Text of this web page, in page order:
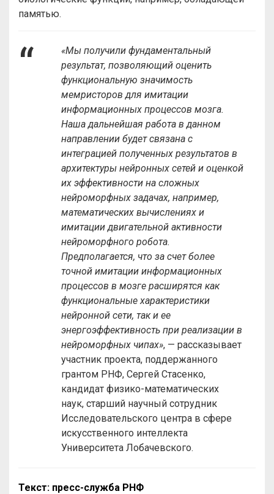
памятью.
«Мы получили фундаментальный
результат, позволяющий оценить
функциональную значимость
мемристоров для имитации
информационных процессов мозга.
Наша дальнейшая работа в данном
направлении будет связана с
интеграцией полученных результатов в
архитектуры нейронных сетей и оценкой
их эффективности на сложных
нейроморфных задачах, например,
математических вычислениях и
имитации двигательной активности
нейроморфного робота.
Предполагается, что за счет более
точной имитации информационных
процессов в мозге расширятся как
функциональные характеристики
нейронной сети, так и ее
энергоэффективность при реализации в
нейроморфных чипах», — рассказывает
участник проекта, поддержанного
грантом РНФ, Сергей Стасенко,
кандидат физико-математических
наук, старший научный сотрудник
Исследовательского центра в сфере
искусственного интеллекта
Университета Лобачевского.
Текст: пресс-служба РНФ